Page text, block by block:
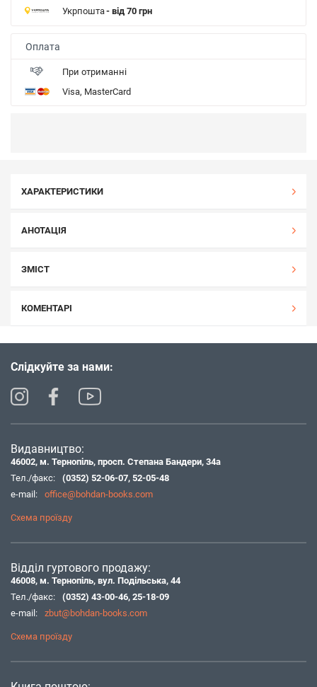
Укрпошта- від 70 грн
Оплата
При отриманні
Visa, MasterCard
ХАРАКТЕРИСТИКИ
АНОТАЦІЯ
ЗМІСТ
КОМЕНТАРІ
Слідкуйте за нами:
Видавництво:
46002, м. Тернопіль, просп. Степана Бандери, 34а
Тел./факс:
(0352) 52-06-07, 52-05-48
e-mail:
office@bohdan-books.com
Схема проїзду
Відділ гуртового продажу:
46008, м. Тернопіль, вул. Подільська, 44
Тел./факс:
(0352) 43-00-46, 25-18-09
e-mail:
zbut@bohdan-books.com
Схема проїзду